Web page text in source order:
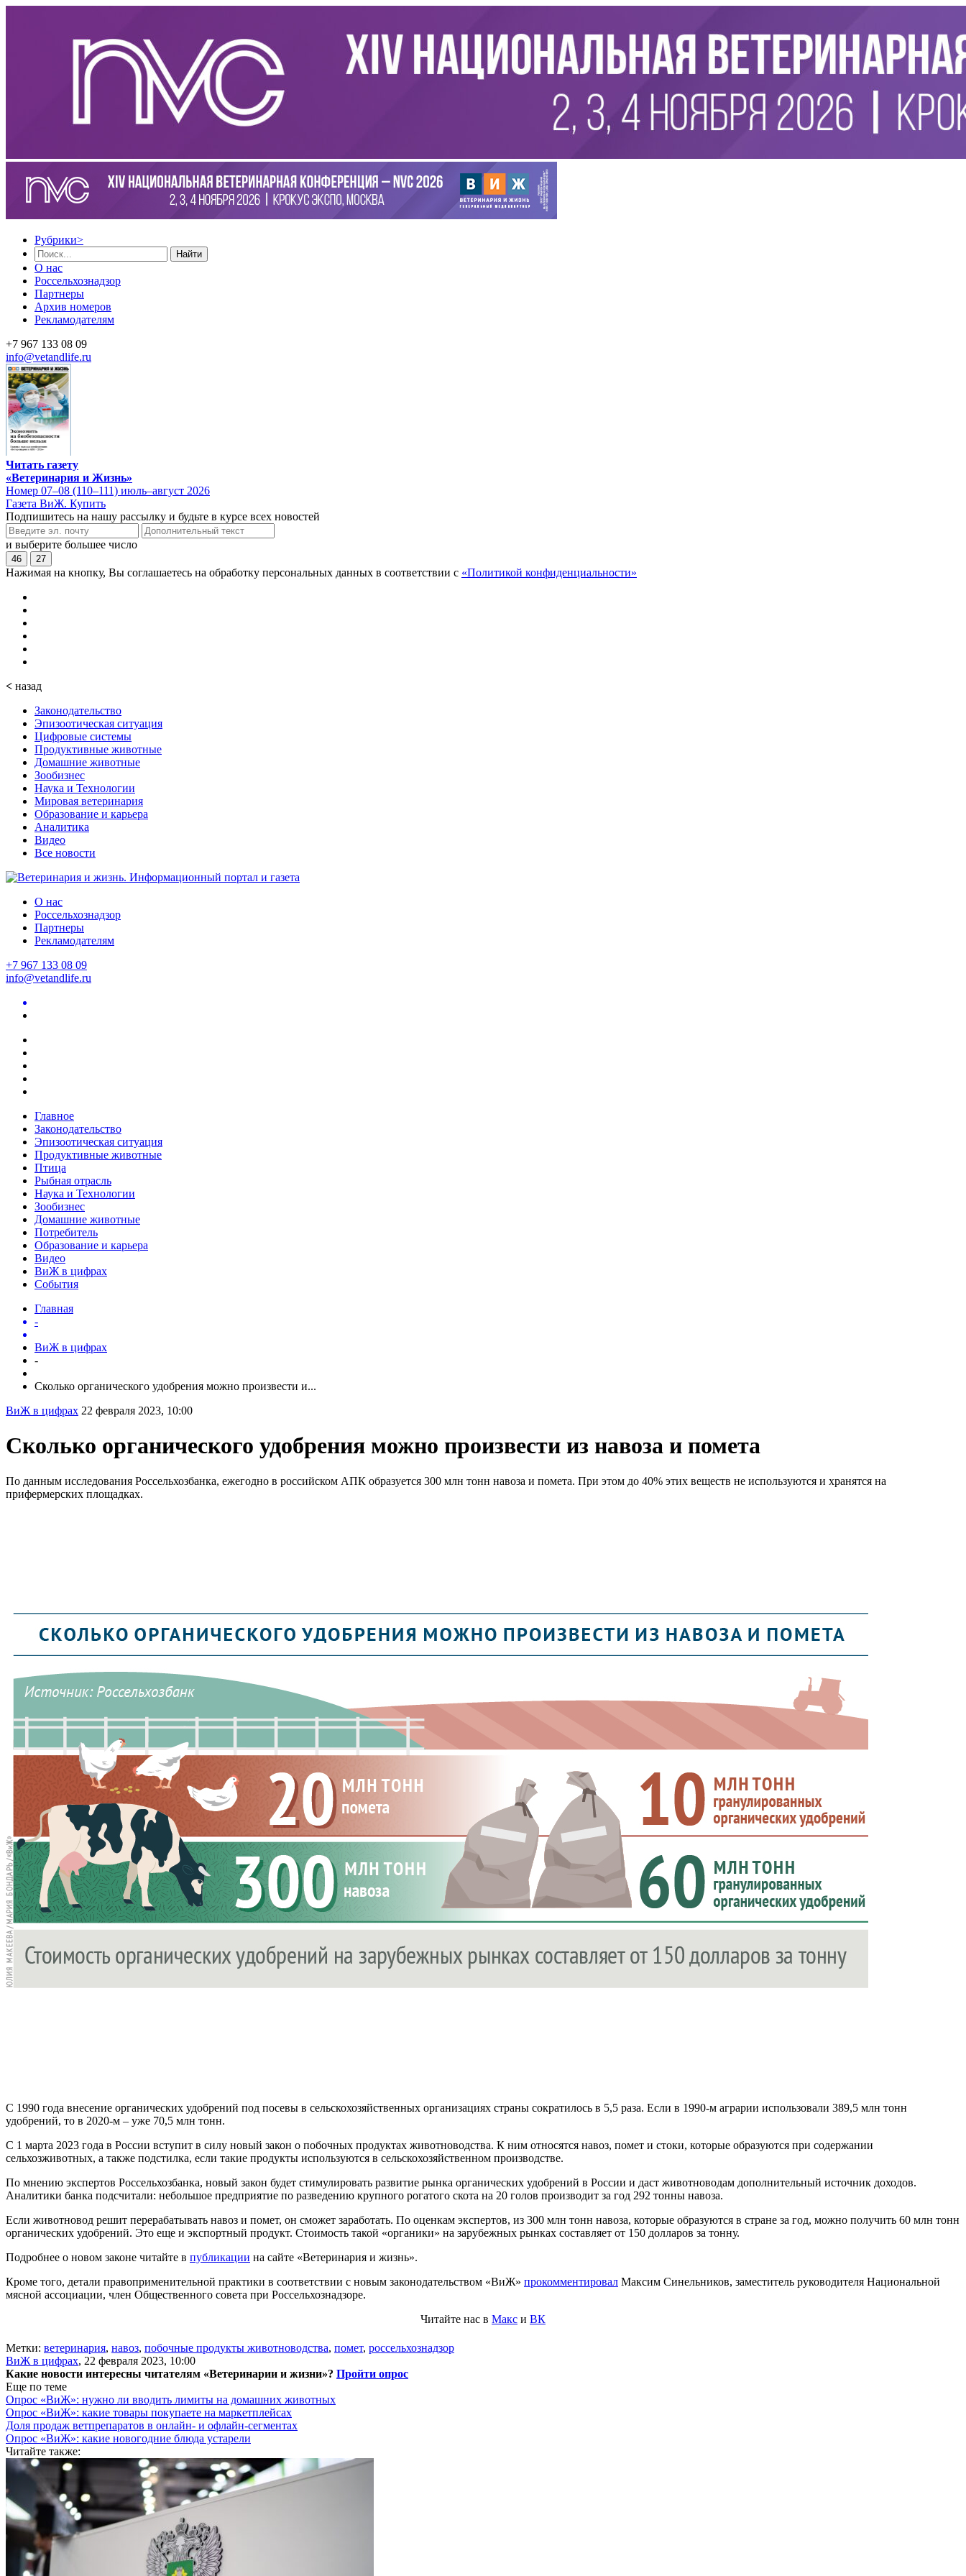
Рубрики>
Найти
О нас
Россельхознадзор
Партнеры
Архив номеров
Рекламодателям
+7 967 133 08 09
info@vetandlife.ru
Читать газету
«Ветеринария и Жизнь»
Номер 07–08 (110–111) июль–август 2026
Газета ВиЖ. Купить
Подпишитесь на нашу рассылку и будьте в курсе всех новостей
и выберите большее число
46 27
Нажимая на кнопку, Вы соглашаетесь на обработку персональных данных в соответствии с «Политикой конфиденциальности»
< назад
Законодательство
Эпизоотическая ситуация
Цифровые системы
Продуктивные животные
Домашние животные
Зообизнес
Наука и Технологии
Мировая ветеринария
Образование и карьера
Аналитика
Видео
Все новости
О нас
Россельхознадзор
Партнеры
Рекламодателям
+7 967 133 08 09
info@vetandlife.ru
Главное
Законодательство
Эпизоотическая ситуация
Продуктивные животные
Птица
Рыбная отрасль
Наука и Технологии
Зообизнес
Домашние животные
Потребитель
Образование и карьера
Видео
ВиЖ в цифрах
События
Главная
-
ВиЖ в цифрах
-
Сколько органического удобрения можно произвести и...
ВиЖ в цифрах 22 февраля 2023, 10:00
Сколько органического удобрения можно произвести из навоза и помета
По данным исследования Россельхозбанка, ежегодно в российском АПК образуется 300 млн тонн навоза и помета. При этом до 40% этих веществ не используются и хранятся на
прифермерских площадках.
С 1990 года внесение органических удобрений под посевы в сельскохозяйственных организациях страны сократилось в 5,5 раза. Если в 1990-м аграрии использовали 389,5 млн тонн
удобрений, то в 2020-м – уже 70,5 млн тонн.
С 1 марта 2023 года в России вступит в силу новый закон о побочных продуктах животноводства. К ним относятся навоз, помет и стоки, которые образуются при содержании
сельхозживотных, а также подстилка, если такие продукты используются в сельскохозяйственном производстве.
По мнению экспертов Россельхозбанка, новый закон будет стимулировать развитие рынка органических удобрений в России и даст животноводам дополнительный источник доходов.
Аналитики банка подсчитали: небольшое предприятие по разведению крупного рогатого скота на 20 голов производит за год 292 тонны навоза.
Если животновод решит перерабатывать навоз и помет, он сможет заработать. По оценкам экспертов, из 300 млн тонн навоза, которые образуются в стране за год, можно получить 60 млн тонн
органических удобрений. Это еще и экспортный продукт. Стоимость такой «органики» на зарубежных рынках составляет от 150 долларов за тонну.
Подробнее о новом законе читайте в публикации на сайте «Ветеринария и жизнь».
Кроме того, детали правоприменительной практики в соответствии с новым законодательством «ВиЖ» прокомментировал Максим Синельников, заместитель руководителя Национальной
мясной ассоциации, член Общественного совета при Россельхознадзоре.
Читайте нас в Макс и ВК
Метки: ветеринария, навоз, побочные продукты животноводства, помет, россельхознадзор
ВиЖ в цифрах, 22 февраля 2023, 10:00
Какие новости интересны читателям «Ветеринарии и жизни»? Пройти опрос
Еще по теме
Опрос «ВиЖ»: нужно ли вводить лимиты на домашних животных
Опрос «ВиЖ»: какие товары покупаете на маркетплейсах
Доля продаж ветпрепаратов в онлайн- и офлайн-сегментах
Опрос «ВиЖ»: какие новогодние блюда устарели
Читайте также: